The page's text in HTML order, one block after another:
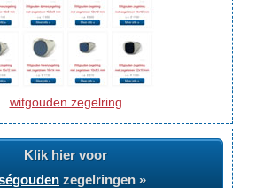
witgouden zegelring
Klik hier voor
zegelringen »